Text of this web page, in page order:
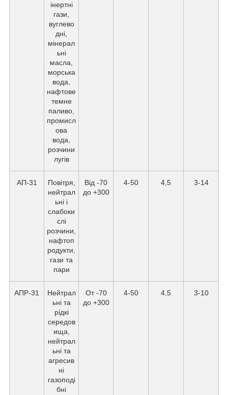
інертні
гази,
вуглево
дні,
мінерал
ьні
масла,
морська
вода,
нафтове
темне
паливо,
промисл
ова
вода,
розчини
лугів
АП-31
Повітря,
нейтрал
ьні і
слабоки
слі
розчини,
нафтоп
родукти,
гази та
пари
Від -70
до +300
4-50 4,5 3-14
АПР-31
Нейтрал
ьні та
рідкі
середов
ища,
нейтрал
ьні та
агресив
ні
газоподі
бні
От -70
до +300
4-50 4,5 3-10